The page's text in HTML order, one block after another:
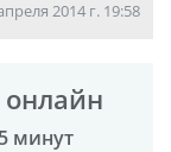
2014 г. 19:58
минут